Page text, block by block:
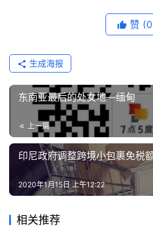
赞
生成海报
东南亚最后的处女地—缅甸
上一篇
印尼政府调整跨境小包裹免税
2020年1月15日 上午12:22
相关推荐